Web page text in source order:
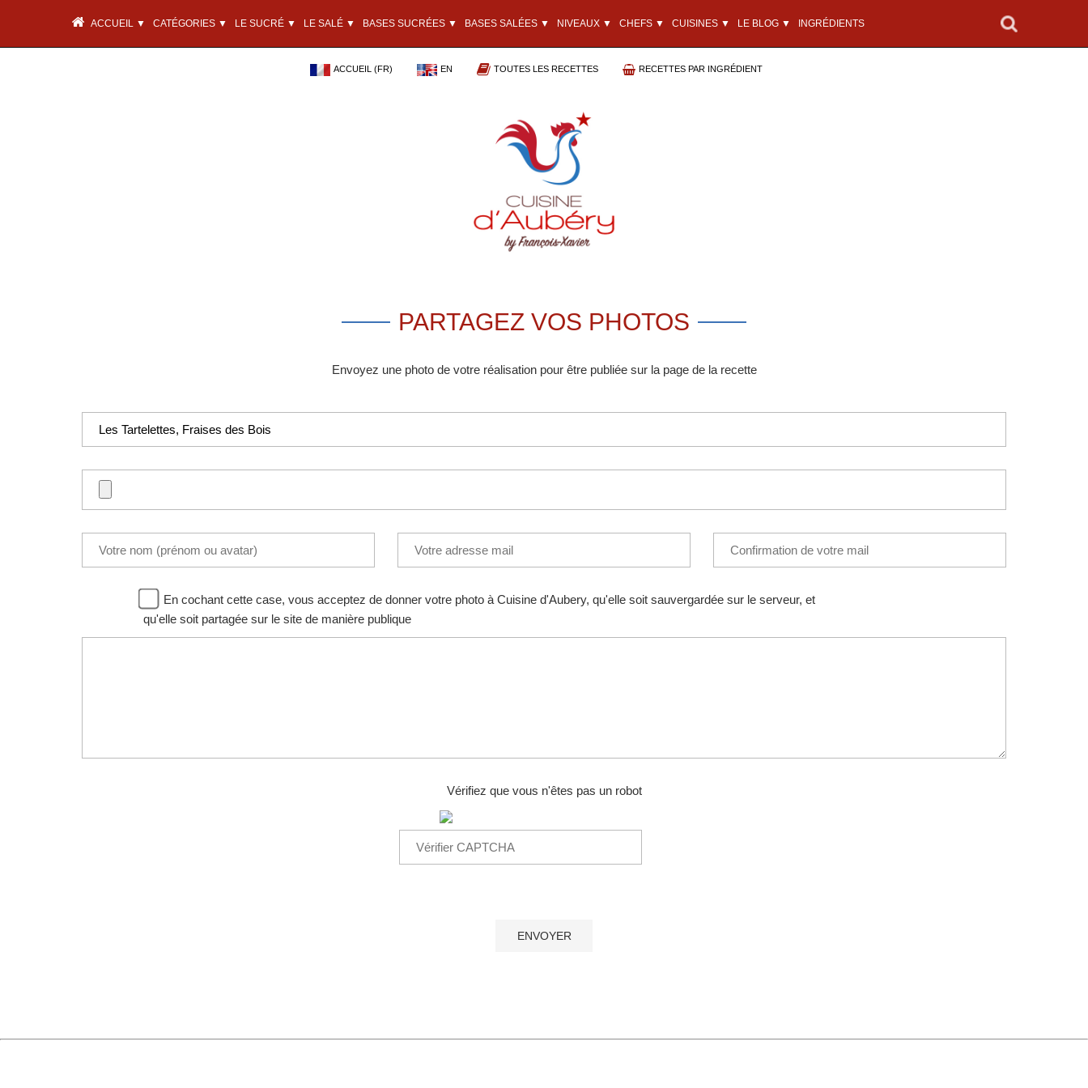
ACCUEIL ▼ CATÉGORIES ▼ LE SUCRÉ ▼ LE SALÉ ▼ BASES SUCRÉES ▼ BASES SALÉES ▼ NIVEAUX ▼ CHEFS ▼ CUISINES ▼ LE BLOG ▼ INGRÉDIENTS
ACCUEIL (FR) EN TOUTES LES RECETTES RECETTES PAR INGRÉDIENT
PARTAGEZ VOS PHOTOS
Envoyez une photo de votre réalisation pour être publiée sur la page de la recette
En cochant cette case, vous acceptez de donner votre photo à Cuisine d'Aubery, qu'elle soit sauvergardée sur le serveur, et
qu'elle soit partagée sur le site de manière publique
Vérifiez que vous n'êtes pas un robot